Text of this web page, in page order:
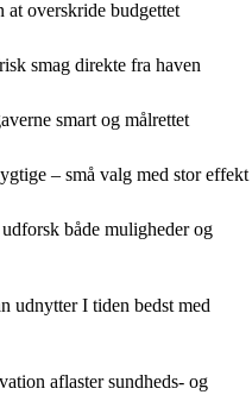
overskride budgettet
smag direkte fra haven
smart og målrettet
– små valg med stor effekt
både muligheder og
udnytter I tiden bedst med
aflaster sundheds- og